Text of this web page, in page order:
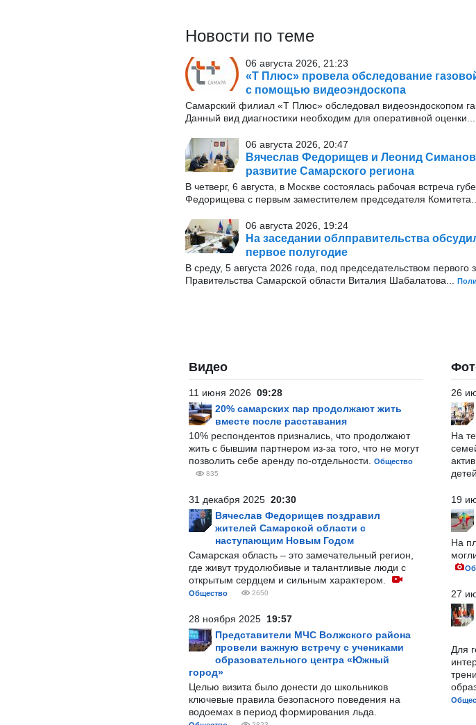
Новости по теме
06 августа 2026, 21:23
«Т Плюс» провела обследование
с помощью видеоэндоскопа
Самарский филиал «Т Плюс» обследовал видеоэндоскопом
Данный вид диагностики необходим для оперативной оценки...
06 августа 2026, 20:47
Вячеслав Федорищев и Леонид
развитие Самарского региона
В четверг, 6 августа, в Москве состоялась рабочая встреча
Федорищева с первым заместителем председателя Комитета...
06 августа 2026, 19:24
На заседании облправительства
первое полугодие
В среду, 5 августа 2026 года, под председательством
Правительства Самарской области Виталия Шабалатова...
Видео
11 июня 2026 09:28
20% самарских пар продолжают жить
вместе после расставания
10% респондентов признались, что продолжают
жить с бывшим партнером из-за того, что не могут
позволить себе аренду по-отдельности.
Общество
835
31 декабря 2025 20:30
Вячеслав Федорищев поздравил
жителей Самарской области с
наступающим Новым Годом
Самарская область – это замечательный регион,
где живут трудолюбивые и талантливые люди с
открытым сердцем и сильным характером.
Общество 2650
28 ноября 2025 19:57
Представители МЧС Волжского района
провели важную встречу с учениками
образовательного центра «Южный
город»
Целью визита было донести до школьников
ключевые правила безопасного поведения на
водоемах в период формирования льда.
26
На
19
На
27
Для